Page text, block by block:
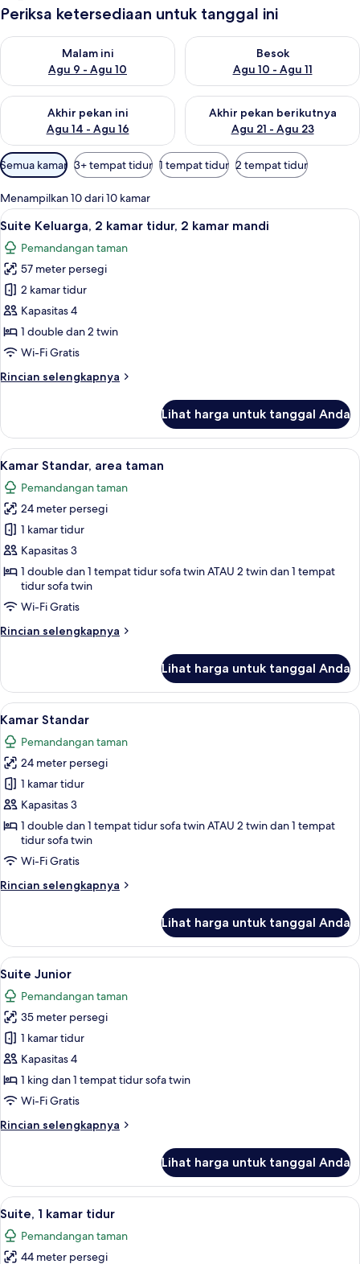
Periksa ketersediaan untuk tanggal ini
Malam ini
Agu 9 - Agu 10
Periksa ketersediaan untuk malam ini Agu 9 - Agu 10
Besok
Agu 10 - Agu 11
Periksa ketersediaan untuk
Akhir pekan ini
Agu 14 - Agu 16
Periksa ketersediaan untuk akhir pekan ini Agu 14 - Agu 16
Akhir pekan berikutnya
Agu 21 - Agu 23
Periksa ketersediaan untuk
Filter
tersedia
untuk
kamar
Semua kamar 3+ tempat tidur 1 tempat tidur 2 tempat tidur
Menampilkan 10 dari 10 kamar
Lihat
semua
foto
untuk
Suite
Keluarga,
2
kamar
2
Minibar, brankas, meja kerja, dan
5
Suite Keluarga, 2 kamar tidur, 2 kamar mandi
Pemandangan taman
57 meter persegi
2 kamar tidur
Kapasitas 4
1 double dan 2 twin
Wi-Fi Gratis
Rincian selengkapnya
Rincian
Suite
Keluarga,
2
tidur,
2
kamar
mandi
Lihat harga untuk tanggal Anda
Lihat
semua
foto
untuk
Kamar
Standar,
area
taman
Minibar, brankas, meja kerja, dan
6
Kamar Standar, area taman
Pemandangan taman
24 meter persegi
1 kamar tidur
Kapasitas 3
1 double dan 1 tempat tidur sofa twin ATAU 2 twin dan 1 tempat
tidur sofa twin
Wi-Fi Gratis
Rincian selengkapnya
Rincian
Kamar
Standar,
area
Lihat harga untuk tanggal Anda
Lihat
semua
foto
untuk
Kamar
Standar
Minibar, brankas, meja kerja, dan
5
Kamar Standar
Pemandangan taman
24 meter persegi
1 kamar tidur
Kapasitas 3
1 double dan 1 tempat tidur sofa twin ATAU 2 twin dan 1 tempat
tidur sofa twin
Wi-Fi Gratis
Rincian selengkapnya
Rincian
Kamar
Standar
Lihat harga untuk tanggal Anda
Lihat
semua
foto
untuk
Suite
Junior
Suite Junior | Minibar, brankas, meja
5
Suite Junior
Pemandangan taman
35 meter persegi
1 kamar tidur
Kapasitas 4
1 king dan 1 tempat tidur sofa twin
Wi-Fi Gratis
Rincian selengkapnya
Rincian
Suite
Junior
Lihat harga untuk tanggal Anda
Lihat
semua
foto
untuk
Suite, 1 kamar tidur | Minibar,
6
Suite, 1 kamar tidur
Pemandangan taman
44 meter persegi